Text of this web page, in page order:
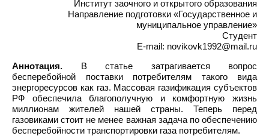
Институт заочного и открытого образования
Направление подготовки «Государственное и
муниципальное управление»
Студент
E-mail: novikovk1992@mail.ru
Аннотация. В статье затрагивается вопрос
бесперебойной поставки потребителям такого вида
энергоресурсов как газ. Массовая газификация субъектов
РФ обеспечила благополучную и комфортную жизнь
миллионам жителей нашей страны. Теперь перед
газовиками стоит не менее важная задача по обеспечению
бесперебойности транспортировки газа потребителям.